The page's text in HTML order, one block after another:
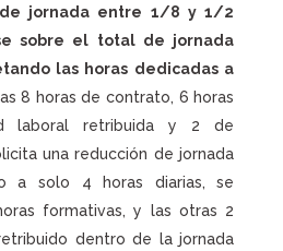
de jornada entre 1/8 y 1/2
sobre el total de jornada
las horas dedicadas a
8 horas de contrato, 6 horas
laboral retribuida y 2 de
una reducción de jornada
a solo 4 horas diarias, se
formativas, y las otras 2
dentro de la jornada